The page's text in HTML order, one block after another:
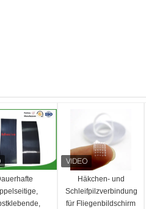
Häkchen- und
Schleifpilzverbindung
für Fliegenbildschirm